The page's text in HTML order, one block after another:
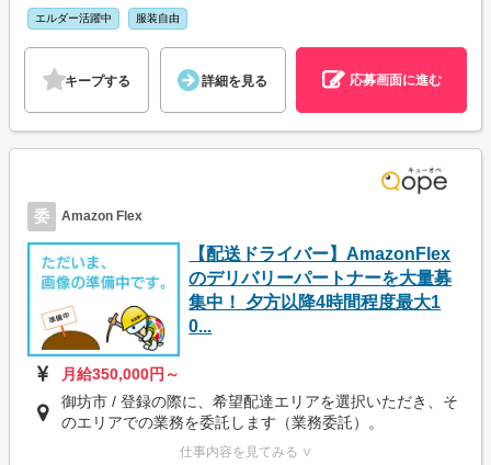
エルダー活躍中 服装自由
キープする 詳細を見る 応募画面に進む
委 Amazon Flex
【配送ドライバー】AmazonFlex
のデリバリーパートナーを大量募
集中！ 夕方以降4時間程度最大1
0...
月給350,000円～
御坊市 / 登録の際に、希望配達エリアを選択いただき、そ
のエリアでの業務を委託します（業務委託）。
仕事内容を見てみる ∨